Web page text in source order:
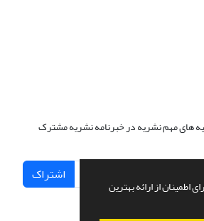
اطمینان از ارائه بهترین
های مهم نشریه در خبرنامه نشریه مشترک
اشتراک